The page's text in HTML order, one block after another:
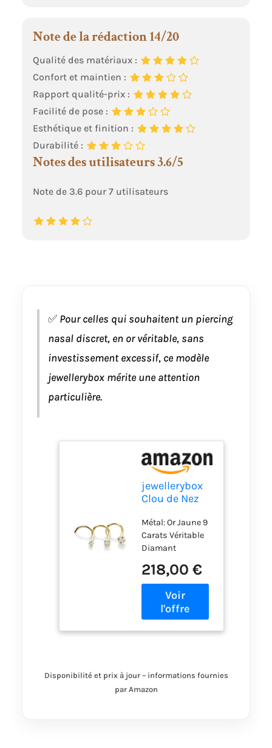
Note de la rédaction 14/20
Qualité des matériaux :
Confort et maintien :
Rapport qualité-prix :
Facilité de pose :
Esthétique et finition :
Durabilité :
Notes des utilisateurs 3.6/5
Note de 3.6 pour 7 utilisateurs
✅Pour celles qui souhaitent un piercing
nasal discret, en or véritable, sans
investissement excessif, ce modèle
jewellerybox mérite une attention
particulière.
jewellerybox
Clou de Nez
Jaune 9
Carats et
Diamant -
2,5mm
Métal: Or Jaune 9
Carats Véritable
Diamant
tige: 0,8mm (20G)
Longueur totale:
218,00 €
Disponibilité et prix à jour – informations fournies
par Amazon